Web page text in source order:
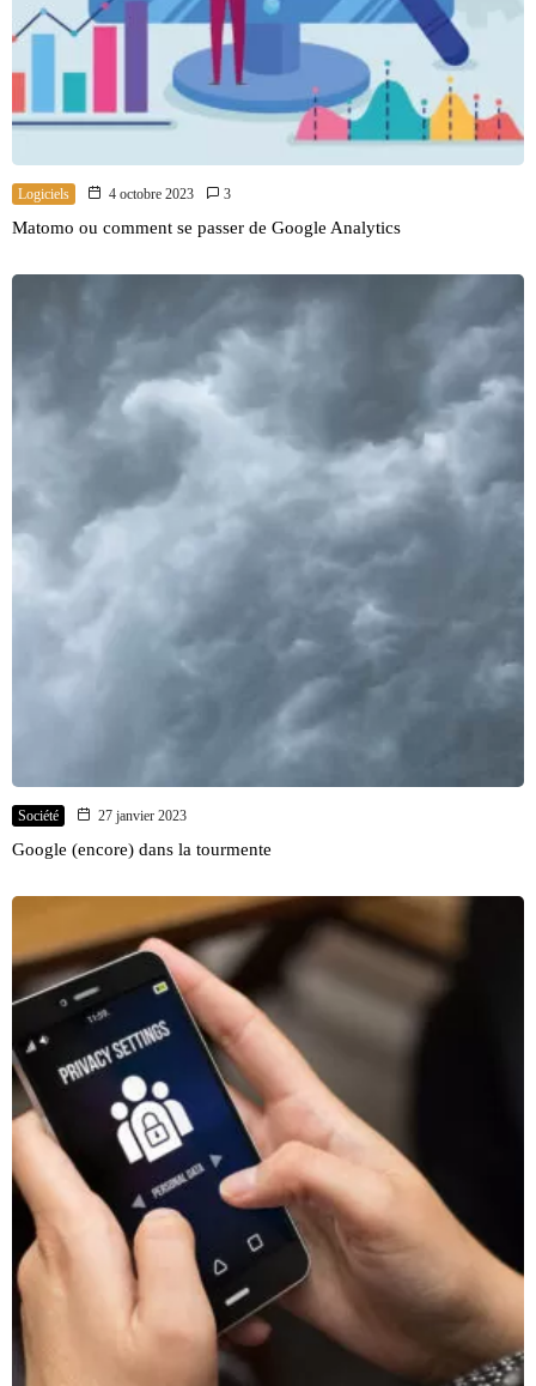
Logiciels 4 octobre 2023 3
Matomo ou comment se passer de Google Analytics
Société 27 janvier 2023
Google (encore) dans la tourmente